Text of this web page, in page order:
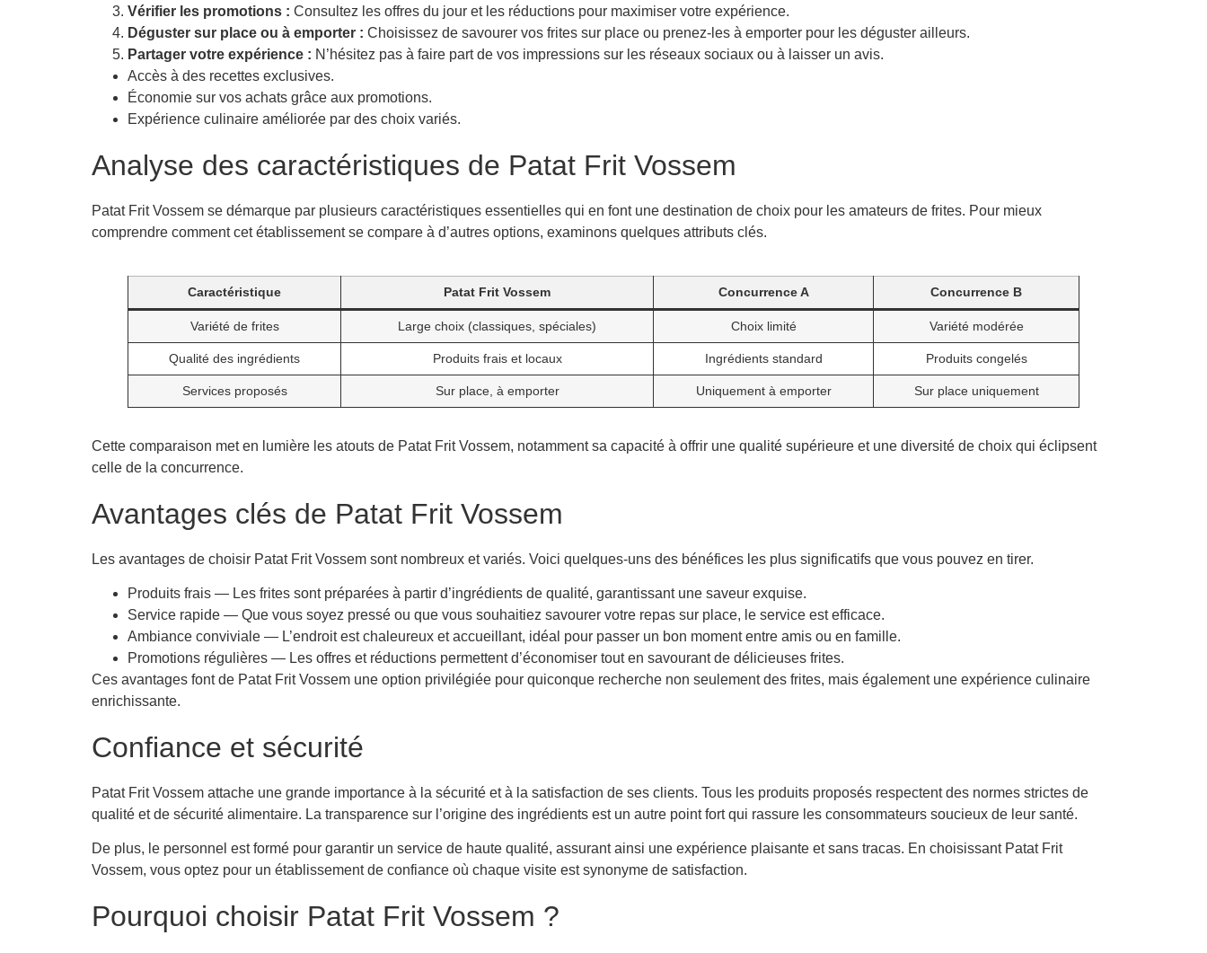
Vérifier les promotions : Consultez les offres du jour et les réductions pour maximiser votre expérience.
Déguster sur place ou à emporter : Choisissez de savourer vos frites sur place ou prenez-les à emporter pour les déguster ailleurs.
Partager votre expérience : N’hésitez pas à faire part de vos impressions sur les réseaux sociaux ou à laisser un avis.
Accès à des recettes exclusives.
Économie sur vos achats grâce aux promotions.
Expérience culinaire améliorée par des choix variés.
Analyse des caractéristiques de Patat Frit Vossem
Patat Frit Vossem se démarque par plusieurs caractéristiques essentielles qui en font une destination de choix pour les amateurs de frites. Pour mieux
comprendre comment cet établissement se compare à d’autres options, examinons quelques attributs clés.
Caractéristique Patat Frit Vossem Concurrence A Concurrence B
Variété de frites Large choix (classiques, spéciales) Choix limité Variété modérée
Qualité des ingrédients Produits frais et locaux Ingrédients standard Produits congelés
Services proposés Sur place, à emporter Uniquement à emporter Sur place uniquement
Cette comparaison met en lumière les atouts de Patat Frit Vossem, notamment sa capacité à offrir une qualité supérieure et une diversité de choix qui éclipsent
celle de la concurrence.
Avantages clés de Patat Frit Vossem
Les avantages de choisir Patat Frit Vossem sont nombreux et variés. Voici quelques-uns des bénéfices les plus significatifs que vous pouvez en tirer.
Produits frais — Les frites sont préparées à partir d’ingrédients de qualité, garantissant une saveur exquise.
Service rapide — Que vous soyez pressé ou que vous souhaitiez savourer votre repas sur place, le service est efficace.
Ambiance conviviale — L’endroit est chaleureux et accueillant, idéal pour passer un bon moment entre amis ou en famille.
Promotions régulières — Les offres et réductions permettent d’économiser tout en savourant de délicieuses frites.
Ces avantages font de Patat Frit Vossem une option privilégiée pour quiconque recherche non seulement des frites, mais également une expérience culinaire
enrichissante.
Confiance et sécurité
Patat Frit Vossem attache une grande importance à la sécurité et à la satisfaction de ses clients. Tous les produits proposés respectent des normes strictes de
qualité et de sécurité alimentaire. La transparence sur l’origine des ingrédients est un autre point fort qui rassure les consommateurs soucieux de leur santé.
De plus, le personnel est formé pour garantir un service de haute qualité, assurant ainsi une expérience plaisante et sans tracas. En choisissant Patat Frit
Vossem, vous optez pour un établissement de confiance où chaque visite est synonyme de satisfaction.
Pourquoi choisir Patat Frit Vossem ?